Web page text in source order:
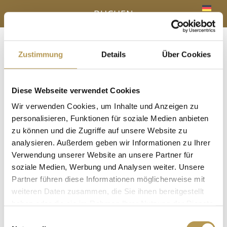
Zustimmung Details Über Cookies
Diese Webseite verwendet Cookies
Wir verwenden Cookies, um Inhalte und Anzeigen zu
personalisieren, Funktionen für soziale Medien anbieten
zu können und die Zugriffe auf unsere Website zu
analysieren. Außerdem geben wir Informationen zu Ihrer
Verwendung unserer Website an unsere Partner für
soziale Medien, Werbung und Analysen weiter. Unsere
Partner führen diese Informationen möglicherweise mit
weiteren Daten zusammen, die Sie ihnen bereitgestellt
a Menü
BUCHEN
« Alle Veranstaltungen
Diese Veranstaltung hat bereits stattgefunden.
Saunaaufguss mit Nancy
22 Juli, 13:30-13:45